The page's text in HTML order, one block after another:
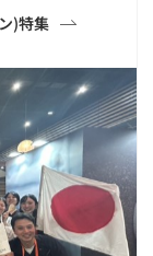
)特集